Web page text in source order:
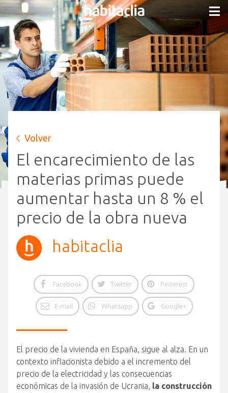
Volver
El encarecimiento de las
materias primas puede
aumentar hasta un 8 % el
precio de la obra nueva
habitaclia
Facebook Twitter Pinterest
E-mail Whatsapp Google+
El precio de la vivienda en España, sigue al alza. En un
contexto inflacionista debido a el incremento del
precio de la electricidad y las consecuencias
económicas de la invasión de Ucrania, la construcción